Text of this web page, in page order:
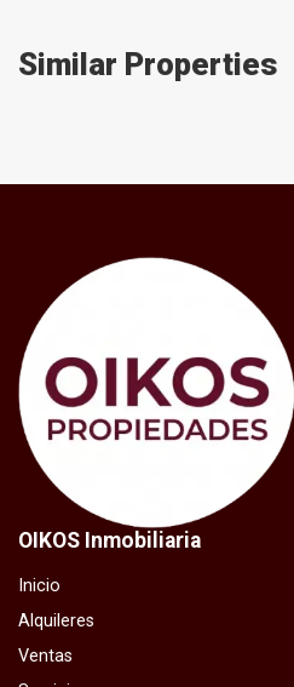
Similar Properties
OIKOS Inmobiliaria
Inicio
Alquileres
Ventas